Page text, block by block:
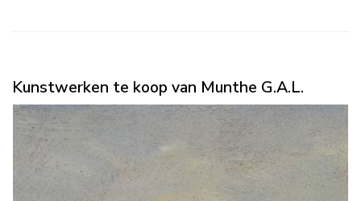
Kunstwerken te koop van Munthe G.A.L.